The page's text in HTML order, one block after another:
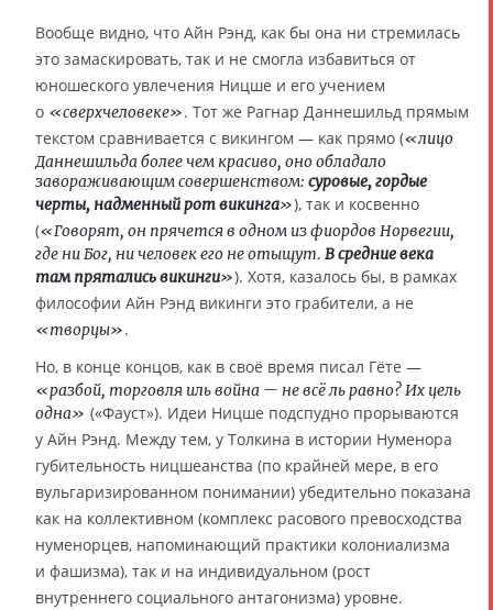
Вообще видно, что Айн Рэнд, как бы она ни стремилась
это замаскировать, так и не смогла избавиться от
юношеского увлечения Ницше и его учением
о «сверхчеловеке». Тот же Рагнар Даннешильд прямым
текстом сравнивается с викингом — как прямо («лицо
Даннешильда более чем красиво, оно обладало
завораживающим совершенством: суровые, гордые
черты, надменный рот викинга»), так и косвенно
(«Говорят, он прячется в одном из фиордов Норвегии,
где ни Бог, ни человек его не отыщут. В средние века
там прятались викинги»). Хотя, казалось бы, в рамках
философии Айн Рэнд викинги это грабители, а не
«творцы».
Но, в конце концов, как в своё время писал Гёте —
«разбой, торговля иль война — не всё ль равно? Их цель
одна» («Фауст»). Идеи Ницше подспудно прорываются
у Айн Рэнд. Между тем, у Толкина в истории Нуменора
губительность ницшеанства (по крайней мере, в его
вульгаризированном понимании) убедительно показана
как на коллективном (комплекс расового превосходства
нуменорцев, напоминающий практики колониализма
и фашизма), так и на индивидуальном (рост
внутреннего социального антагонизма) уровне.